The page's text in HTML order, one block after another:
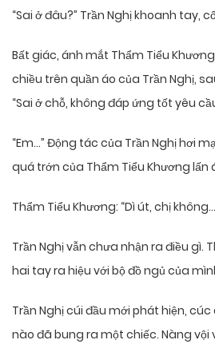
“Sai ở đâu?” Trần Nghị khoanh tay,
Bất giác, ánh mắt Thẩm Tiểu
chiều trên quần áo của Trần Nghị,
“Sai ở chỗ, không đáp ứng tốt yêu
“Em…” Động tác của Trần Nghị hơi
quá trớn của Thẩm Tiểu Khương lấn
Thẩm Tiểu Khương: “Dì út, chị
Trần Nghị vẫn chưa nhận ra điều gì.
hai tay ra hiệu với bộ đồ ngủ của
Trần Nghị cúi đầu mới phát hiện,
nào đã bung ra một chiếc. Nàng vội